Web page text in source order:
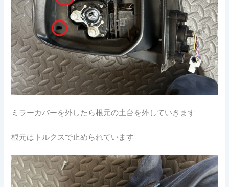
ミラーカバーを外したら根元の土台を外していきます
根元はトルクスで止められています